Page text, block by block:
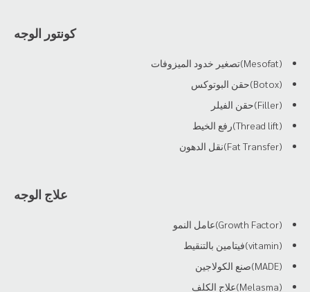
كونتور الوجه
(Mesofat)تصغير خدود الميزوفات
(Botox)حقن البوتوكس
(Filler)حقن الفيلر
(Thread lift)رفع الخيط
(Fat Transfer)نقل الدهون
علاج الوجه
(Growth Factor)عامل النمو
(vitamin)فيتامين بالتنقيط
(MADE)صنع الكولاجين
(Melasma)علاج الكلف